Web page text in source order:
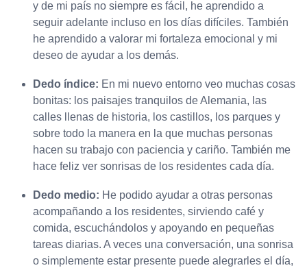
y de mi país no siempre es fácil, he aprendido a
seguir adelante incluso en los días difíciles. También
he aprendido a valorar mi fortaleza emocional y mi
deseo de ayudar a los demás.
Dedo índice: En mi nuevo entorno veo muchas cosas
bonitas: los paisajes tranquilos de Alemania, las
calles llenas de historia, los castillos, los parques y
sobre todo la manera en la que muchas personas
hacen su trabajo con paciencia y cariño. También me
hace feliz ver sonrisas de los residentes cada día.
Dedo medio: He podido ayudar a otras personas
acompañando a los residentes, sirviendo café y
comida, escuchándolos y apoyando en pequeñas
tareas diarias. A veces una conversación, una sonrisa
o simplemente estar presente puede alegrarles el día,